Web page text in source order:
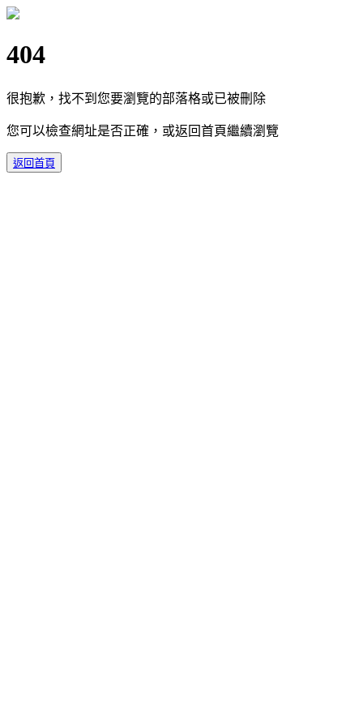
404
很抱歉，找不到您要瀏覽的部落格或已被刪除
您可以檢查網址是否正確，或返回首頁繼續瀏覽
返回首頁